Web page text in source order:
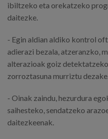
ibiltzeko eta orekatzeko
daitezke.
- Egin aldian aldiko kontrol
adierazi bezala, atzeranzko,
alterazioak goiz
zorroztasuna murriztu
- Oinak zaindu, hezurdura
saihesteko, sendatzeko
daitezkeenak.